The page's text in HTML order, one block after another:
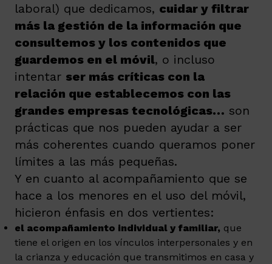
laboral) que dedicamos, cuidar y filtrar
más la gestión de la información que
consultemos y los contenidos que
guardemos en el móvil, o incluso
intentar ser más críticas con la
relación que establecemos con las
grandes empresas tecnológicas… son
prácticas que nos pueden ayudar a ser
más coherentes cuando queramos poner
límites a las más pequeñas.
Y en cuanto al acompañamiento que se
hace a los menores en el uso del móvil,
hicieron énfasis en dos vertientes:
el acompañamiento individual y familiar, que
tiene el origen en los vínculos interpersonales y en
la crianza y educación que transmitimos en casa y